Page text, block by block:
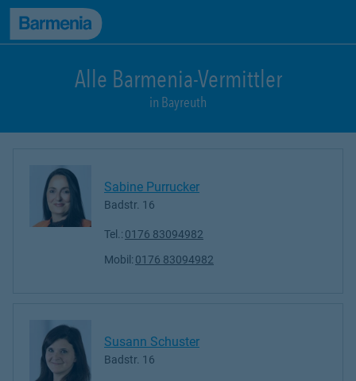
zum Seiteninhalt
Back to top
Alle Barmenia-Vermittler
in Bayreuth
Sabine Purrucker
Badstr. 16
Tel.: 0176 83094982
Mobil: 0176 83094982
Susann Schuster
Badstr. 16